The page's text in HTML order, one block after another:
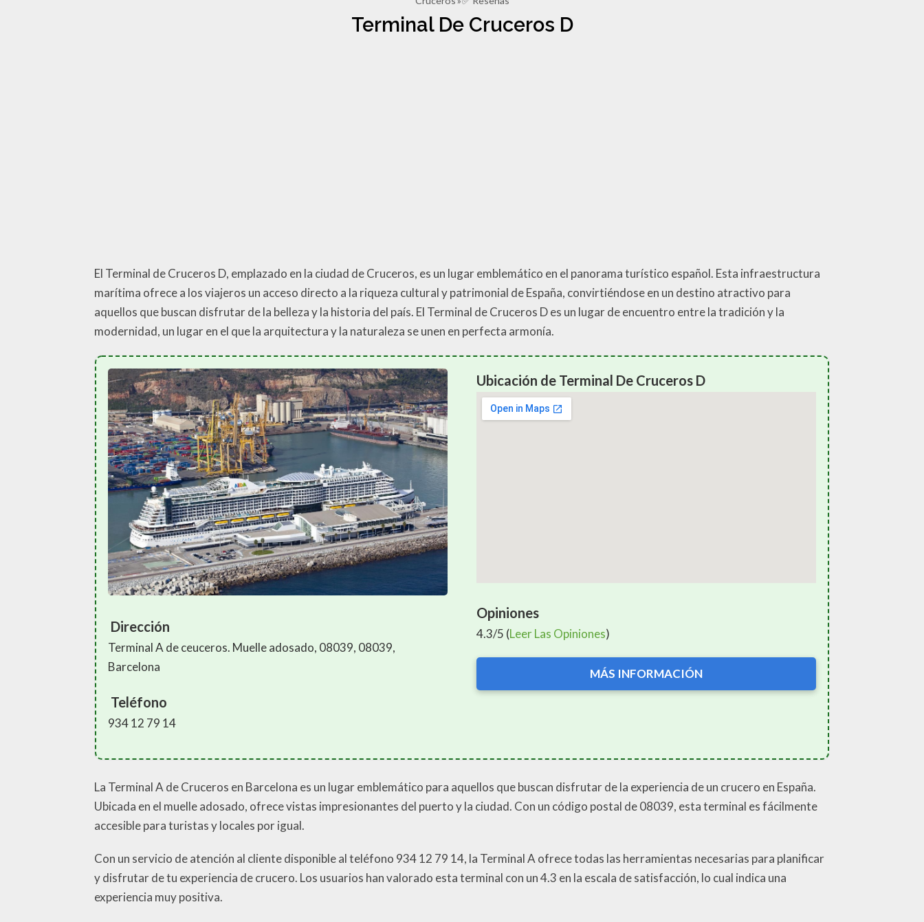
Terminal De Cruceros D
El Terminal de Cruceros D, emplazado en la ciudad de Cruceros, es un lugar emblemático en el panorama turístico español. Esta infraestructura
marítima ofrece a los viajeros un acceso directo a la riqueza cultural y patrimonial de España, convirtiéndose en un destino atractivo para
aquellos que buscan disfrutar de la belleza y la historia del país. El Terminal de Cruceros D es un lugar de encuentro entre la tradición y la
modernidad, un lugar en el que la arquitectura y la naturaleza se unen en perfecta armonía.
Dirección
Terminal A de ceuceros. Muelle adosado, 08039, 08039,
Barcelona
Teléfono
934 12 79 14
Ubicación de Terminal De Cruceros D
Opiniones
4.3/5 (Leer Las Opiniones)
MÁS INFORMACIÓN
La Terminal A de Cruceros en Barcelona es un lugar emblemático para aquellos que buscan disfrutar de la experiencia de un crucero en España.
Ubicada en el muelle adosado, ofrece vistas impresionantes del puerto y la ciudad. Con un código postal de 08039, esta terminal es fácilmente
accesible para turistas y locales por igual.
Con un servicio de atención al cliente disponible al teléfono 934 12 79 14, la Terminal A ofrece todas las herramientas necesarias para planificar
y disfrutar de tu experiencia de crucero. Los usuarios han valorado esta terminal con un 4.3 en la escala de satisfacción, lo cual indica una
experiencia muy positiva.